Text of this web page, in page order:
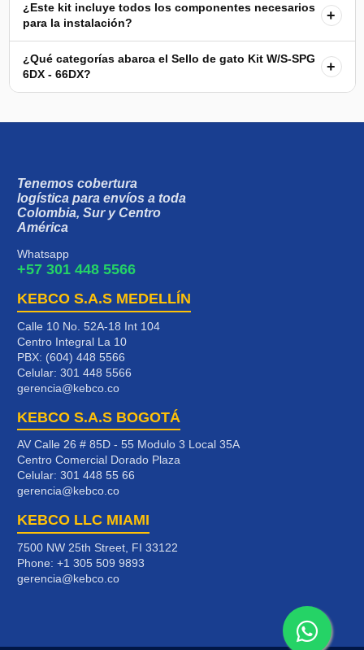
¿Este kit incluye todos los componentes necesarios
para la instalación?
+
¿Qué categorías abarca el Sello de gato Kit W/S-SPG
6DX - 66DX?
+
Tenemos cobertura
logística para envíos a toda
Colombia, Sur y Centro
América
Whatsapp
+57 301 448 5566
KEBCO S.A.S MEDELLÍN
Calle 10 No. 52A-18 Int 104
Centro Integral La 10
PBX: (604) 448 5566
Celular: 301 448 5566
gerencia@kebco.co
KEBCO S.A.S BOGOTÁ
AV Calle 26 # 85D - 55 Modulo 3 Local 35A
Centro Comercial Dorado Plaza
Celular: 301 448 55 66
gerencia@kebco.co
KEBCO LLC MIAMI
7500 NW 25th Street, FI 33122
Phone: +1 305 509 9893
gerencia@kebco.co